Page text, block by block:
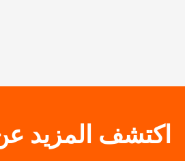
اكتشف المزيد